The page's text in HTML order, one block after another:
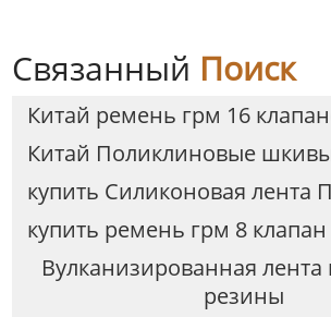
Связанный Поиск
Китай ремень грм 16
Китай Поликлиновые
купить Силиконовая лента
купить ремень грм 8 клапан
Вулканизированная лента
резины